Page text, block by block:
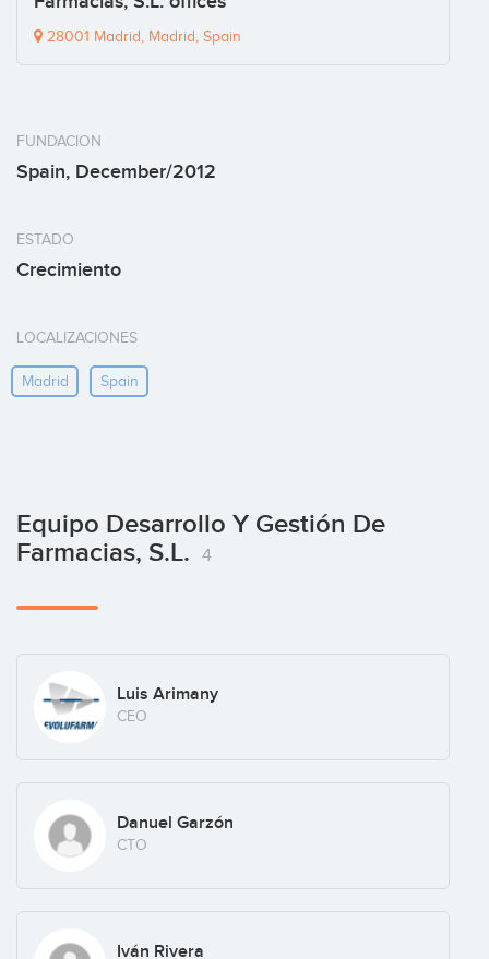
28001 Madrid, Madrid, Spain
FUNDACION
Spain, December/2012
ESTADO
Crecimiento
LOCALIZACIONES
Madrid Spain
Equipo Desarrollo Y Gestión De
Farmacias, S.L.
4
Luis Arimany
CEO
Danuel Garzón
CTO
Iván Rivera